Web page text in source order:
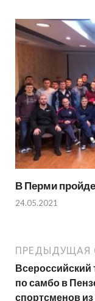
В Перми
24.05.2021
ПРЕДЫДУЩАЯ
Всероссийский
по самбо в
спортсменов из